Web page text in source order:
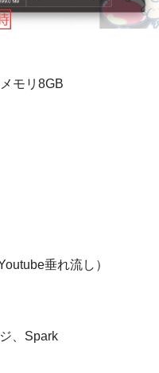
モリ8GB
垂れ流し）
、Spark